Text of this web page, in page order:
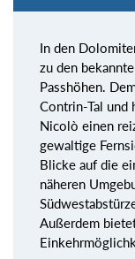
In den
zu den
Passhöhen.
Contrin-Tal und
Nicolò einen
gewaltige
Blicke auf die
näheren
Außerdem